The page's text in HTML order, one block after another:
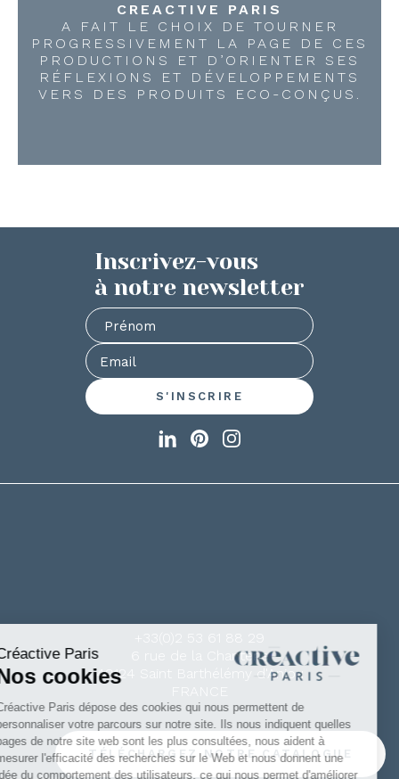
CREACTIVE PARIS
A FAIT LE CHOIX DE TOURNER
PROGRESSIVEMENT LA PAGE DE CES
PRODUCTIONS ET D’ORIENTER SES
RÉFLEXIONS ET DÉVELOPPEMENTS
VERS DES PRODUITS ECO-CONÇUS.
Inscrivez-vous
à notre newsletter
+33(0)2 53 61 88 29
6 rue de la Chanterie
49124 Saint Barthélémy d'Anjou
FRANCE
TÉLÉCHARGEZ NOTRE CATALOGUE